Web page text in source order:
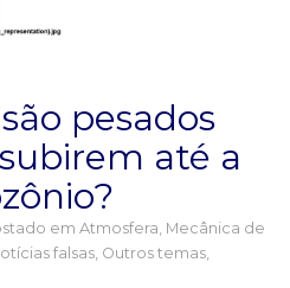
pesados
até a
em Atmosfera, Mecânica de
falsas, Outros temas,